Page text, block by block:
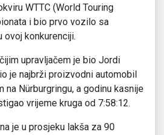
WTTC (World Touring
i bio prvo vozilo sa
konkurenciji.
upravljačem je bio Jordi
je najbrži proizvodni automobil
na Nürburgringu, a godinu kasnije
vrijeme kruga od 7:58:12.
je u prosjeku lakša za 90